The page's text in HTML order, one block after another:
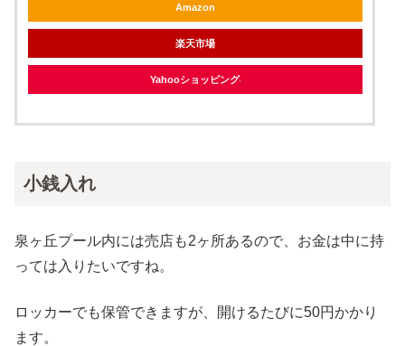
Amazon
楽天市場
Yahooショッピング
小銭入れ
泉ヶ丘プール内には売店も2ヶ所あるので、お金は中に持
っては入りたいですね。
ロッカーでも保管できますが、開けるたびに50円かかり
ます。